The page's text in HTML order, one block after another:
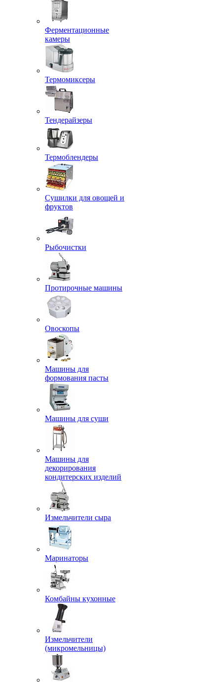
Ферментационные
камеры
Термомиксеры
Тендерайзеры
Термоблендеры
Сушилки для овощей и
фруктов
Рыбочистки
Протирочные машины
Овоскопы
Машины для
формования пасты
Машины для суши
Машины для
декорирования
кондитерских изделий
Измельчители сыра
Маринаторы
Комбайны кухонные
Измельчители
(микромельницы)